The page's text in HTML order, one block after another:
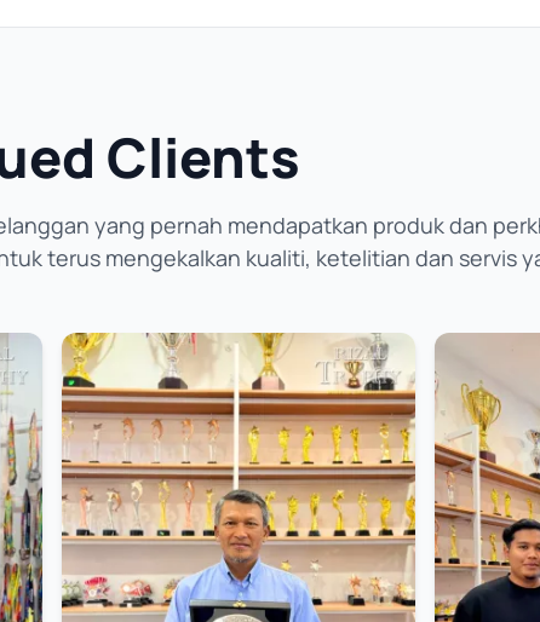
Clients
yang pernah mendapatkan produk dan
terus mengekalkan kualiti, ketelitian dan servis